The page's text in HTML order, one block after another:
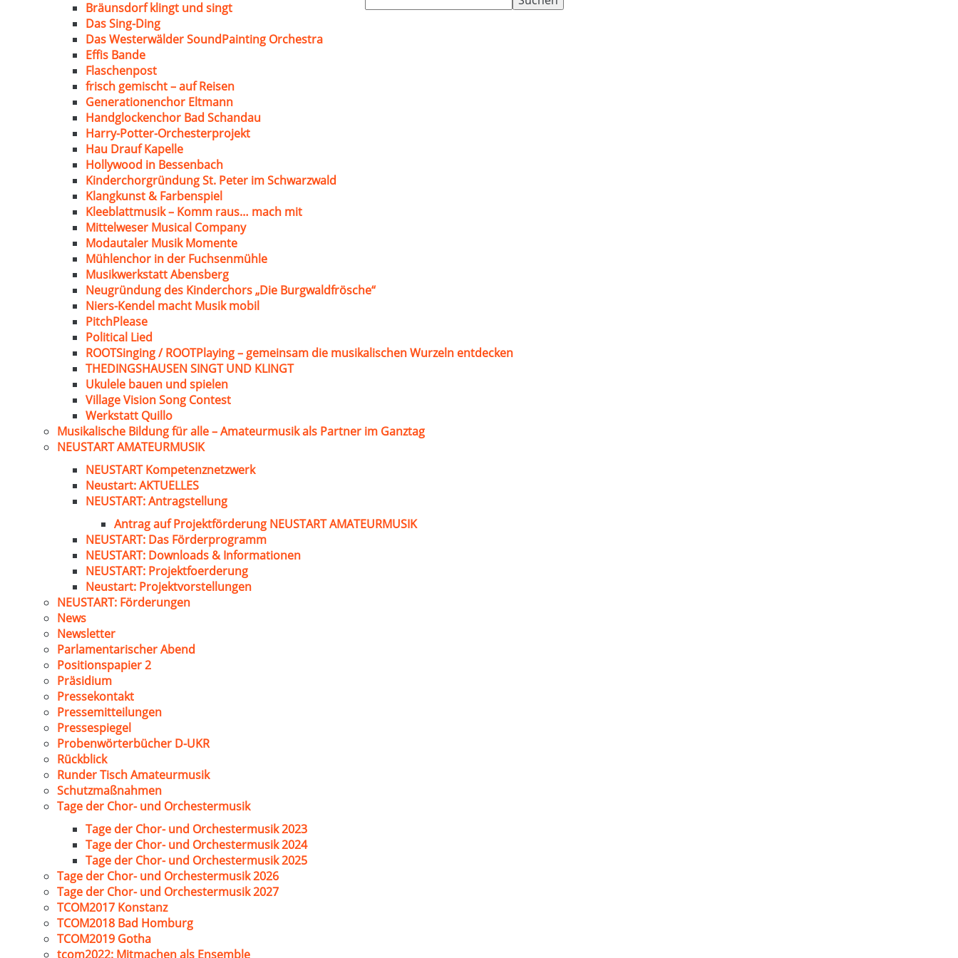
nach:
Bräunsdorf klingt und singt
Das Sing-Ding
Das Westerwälder SoundPainting Orchestra
Effis Bande
Flaschenpost
frisch gemischt – auf Reisen
Generationenchor Eltmann
Handglockenchor Bad Schandau
Harry-Potter-Orchesterprojekt
Hau Drauf Kapelle
Hollywood in Bessenbach
Kinderchorgründung St. Peter im Schwarzwald
Klangkunst & Farbenspiel
Kleeblattmusik – Komm raus… mach mit
Mittelweser Musical Company
Modautaler Musik Momente
Mühlenchor in der Fuchsenmühle
Musikwerkstatt Abensberg
Neugründung des Kinderchors „Die Burgwaldfrösche“
Niers-Kendel macht Musik mobil
PitchPlease
Political Lied
ROOTSinging / ROOTPlaying – gemeinsam die musikalischen Wurzeln entdecken
THEDINGSHAUSEN SINGT UND KLINGT
Ukulele bauen und spielen
Village Vision Song Contest
Werkstatt Quillo
Musikalische Bildung für alle – Amateurmusik als Partner im Ganztag
NEUSTART AMATEURMUSIK
NEUSTART Kompetenznetzwerk
Neustart: AKTUELLES
NEUSTART: Antragstellung
Antrag auf Projektförderung NEUSTART AMATEURMUSIK
NEUSTART: Das Förderprogramm
NEUSTART: Downloads & Informationen
NEUSTART: Projektfoerderung
Neustart: Projektvorstellungen
NEUSTART: Förderungen
News
Newsletter
Parlamentarischer Abend
Positionspapier 2
Präsidium
Pressekontakt
Pressemitteilungen
Pressespiegel
Probenwörterbücher D-UKR
Rückblick
Runder Tisch Amateurmusik
Schutzmaßnahmen
Tage der Chor- und Orchestermusik
Tage der Chor- und Orchestermusik 2023
Tage der Chor- und Orchestermusik 2024
Tage der Chor- und Orchestermusik 2025
Tage der Chor- und Orchestermusik 2026
Tage der Chor- und Orchestermusik 2027
TCOM2017 Konstanz
TCOM2018 Bad Homburg
TCOM2019 Gotha
tcom2022: Mitmachen als Ensemble